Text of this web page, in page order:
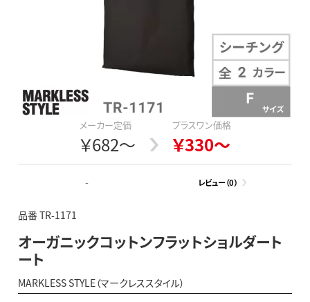
メーカー定価
￥682～
プラスワン価格
￥330～
- レビュー（0）
品番 TR-1171
オーガニックコットンフラットショルダート
ート
MARKLESS STYLE（マークレススタイル）